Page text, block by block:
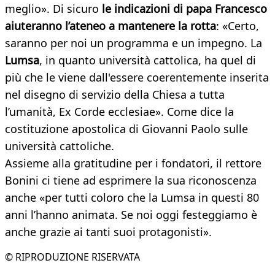
meglio». Di sicuro le indicazioni di papa Francesco
aiuteranno l’ateneo a mantenere la rotta: «Certo,
saranno per noi un programma e un impegno. La
Lumsa, in quanto università cattolica, ha quel di
più che le viene dall'essere coerentemente inserita
nel disegno di servizio della Chiesa a tutta
l’umanità, Ex Corde ecclesiae». Come dice la
costituzione apostolica di Giovanni Paolo sulle
università cattoliche.
Assieme alla gratitudine per i fondatori, il rettore
Bonini ci tiene ad esprimere la sua riconoscenza
anche «per tutti coloro che la Lumsa in questi 80
anni l’hanno animata. Se noi oggi festeggiamo è
anche grazie ai tanti suoi protagonisti».
© RIPRODUZIONE RISERVATA